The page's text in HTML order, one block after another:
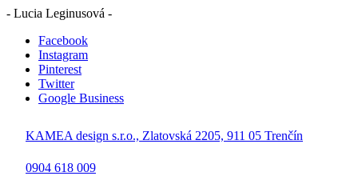
- Lucia Leginusová -
Facebook
Instagram
Pinterest
Twitter
Google Business
KAMEA design s.r.o., Zlatovská 2205, 911 05 Trenčín
0904 618 009